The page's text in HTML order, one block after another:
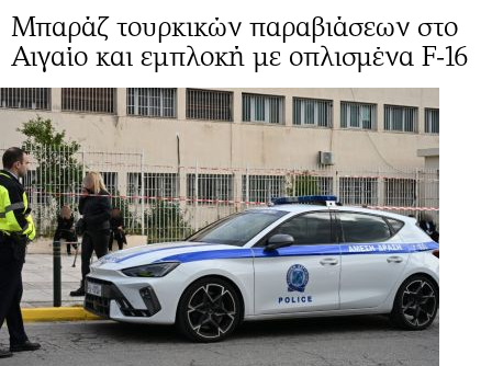
Μπαράζ τουρκικών παραβιάσεων στο
Αιγαίο και εμπλοκή με οπλισμένα F-16